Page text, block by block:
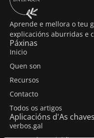
Aprende e mellora o teu
explicacións aburridas e
Páxinas
Inicio
Quen son
Recursos
Contacto
Todos os artigos
Aplicacións d'As chaves
verbos.gal